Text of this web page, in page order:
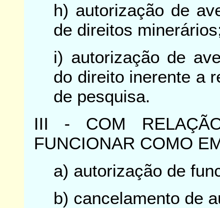
h) autorização de
de direitos
i) autorização de
do direito inerente a
de pesquisa.
III - COM
FUNCIONAR COMO
a) autorização de
b) cancelamento de